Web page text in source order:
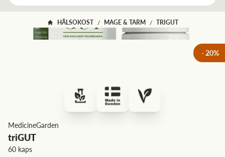
HÄLSOKOST / MAGE & TARM / TRIGUT
-20%
MedicineGarden
triGUT
60 kaps